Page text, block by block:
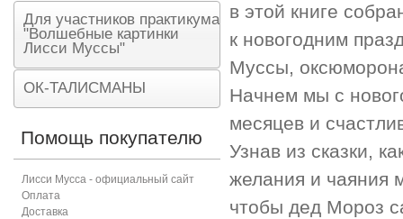
в этой книге
к новогодним
Муссы,
Начнем мы с
месяцев и
Узнав из сказки,
желания и чаяния
чтобы дед Мороз
Для участников практикума
"Волшебные картинки
Лисси Муссы"
ОК-ТАЛИСМАНЫ
Помощь покупателю
Лисси Мусса - официальный сайт
Оплата
Доставка